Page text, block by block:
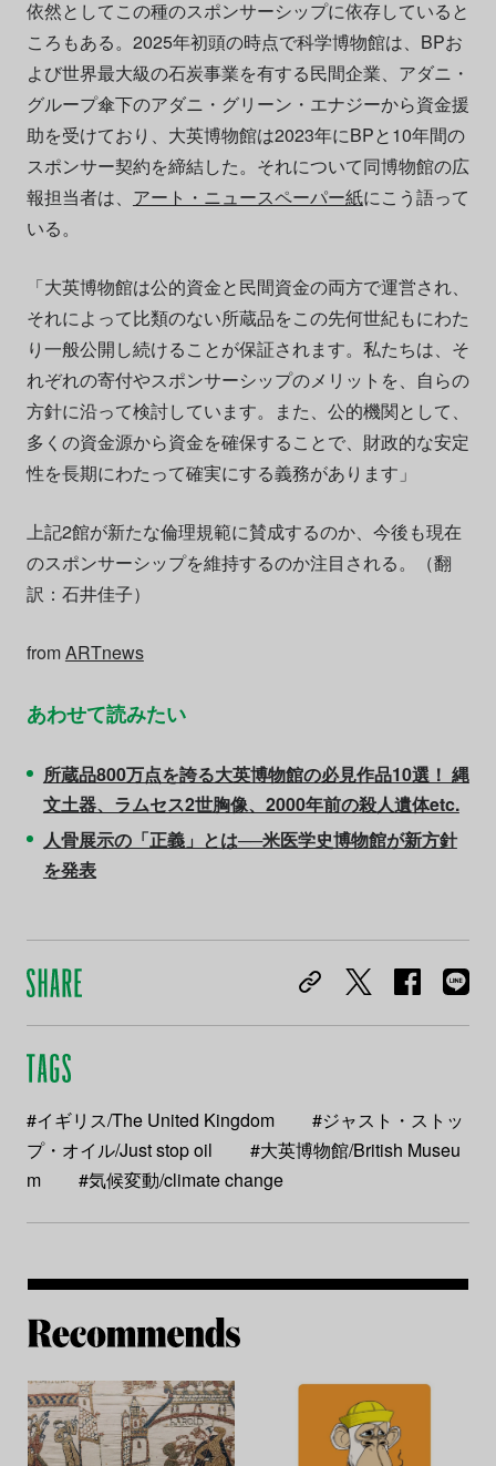
依然としてこの種のスポンサーシップに依存していると
ころもある。2025年初頭の時点で科学博物館は、BPお
よび世界最大級の石炭事業を有する民間企業、アダニ・
グループ傘下のアダニ・グリーン・エナジーから資金援
助を受けており、大英博物館は2023年にBPと10年間の
スポンサー契約を締結した。それについて同博物館の広
報担当者は、 アート・ニュースペーパー紙にこう語って
いる。
「大英博物館は公的資金と民間資金の両方で運営され、
それによって比類のない所蔵品をこの先何世紀もにわた
り一般公開し続けることが保証されます。私たちは、そ
れぞれの寄付やスポンサーシップのメリットを、自らの
方針に沿って検討しています。また、公的機関として、
多くの資金源から資金を確保することで、財政的な安定
性を長期にわたって確実にする義務があります」
上記2館が新たな倫理規範に賛成するのか、今後も現在
のスポンサーシップを維持するのか注目される。（翻
訳：石井佳子）
fromARTnews
あわせて読みたい
所蔵品800万点を誇る大英博物館の必見作品10選！ 縄
文土器、ラムセス2世胸像、2000年前の殺人遺体etc.
人骨展示の「正義」とは──米医学史博物館が新方針
を発表
#イギリス/The United Kingdom
#ジャスト・ストッ
プ・オイル/Just stop oil
#大英博物館/British Museu
m
#気候変動/climate change